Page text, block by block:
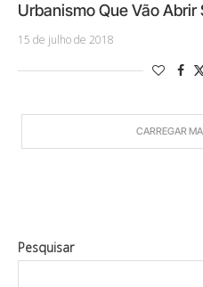
Urbanismo Que Vão Abrir
15 de julho de 2018
CARREGAR
Pesquisar